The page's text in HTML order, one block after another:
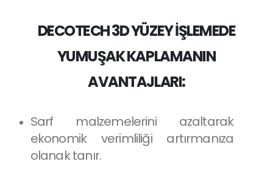
DECOTECH 3D YÜZEY İŞLEMEDE
YUMUŞAK KAPLAMANIN
AVANTAJLARI:
Sarf malzemelerini azaltarak
ekonomik verimliliği artırmanıza
olanak tanır.